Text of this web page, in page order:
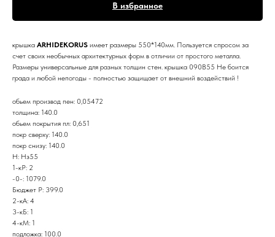
В избранное
крышка ARHIDEKORUS имеет размеры 550*140мм. Пользуется спросом за
счет своих необычных архитектурных форм в отличии от простого металла.
Размеры универсальные для разных толщин стен. крышка 090B55 Не боится
града и любой непогоды - полностью защищает от внешний воздействий !
обьем производ пен: 0,05472
толщина: 140.0
обьем покрытия пл: 0,651
покр сверху: 140.0
покр снизу: 140.0
Н: Нз55
1-кР: 2
-0-: 1079.0
Бюджет Р: 399.0
2-кА: 4
3-кБ: 1
4-кМ: 1
подложка: 100.0